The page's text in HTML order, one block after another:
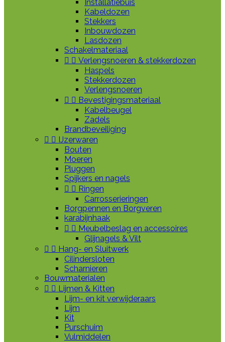
Installatiebuis
Kabeldozen
Stekkers
Inbouwdozen
Lasdozen
Schakelmateriaal
  Verlengsnoeren & stekkerdozen
Haspels
Stekkerdozen
Verlengsnoeren
  Bevestigingsmateriaal
Kabelbeugel
Zadels
Brandbeveiliging
  IJzerwaren
Bouten
Moeren
Pluggen
Spijkers en nagels
  Ringen
Carrosserieringen
Borgpennen en Borgveren
karabijnhaak
  Meubelbeslag en accessoires
Glijnagels & Vilt
  Hang- en Sluitwerk
Cilindersloten
Scharnieren
Bouwmaterialen
  Lijmen & Kitten
Lijm- en kit verwijderaars
Lijm
Kit
Purschuim
Vulmiddelen